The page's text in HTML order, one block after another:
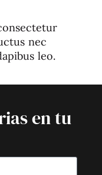
nec
leo.
en tu